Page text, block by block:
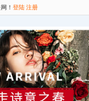
！ 登陆 注册